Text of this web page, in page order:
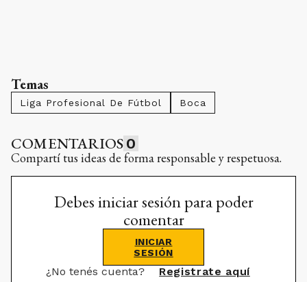
Temas
Liga Profesional De Fútbol Boca
COMENTARIOS 0
Compartí tus ideas de forma responsable y respetuosa.
Debes iniciar sesión para poder
comentar
INICIAR
SESIÓN
¿No tenés cuenta? Registrate aquí